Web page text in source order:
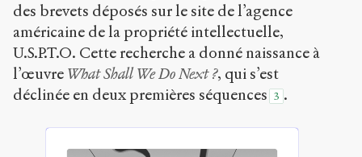
des brevets déposés sur le site de l’agence
américaine de la propriété intellectuelle,
U.S.P.T.O. Cette recherche a donné naissance à
l’œuvre What Shall We Do Next ?, qui s’est
déclinée en deux premières séquences 3 .